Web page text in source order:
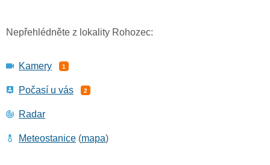
Nepřehlédněte z lokality Rohozec:
Kamery 1
Počasí u vás 2
Radar
Meteostanice (mapa)